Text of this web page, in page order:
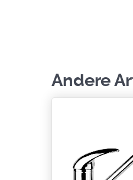
Andere